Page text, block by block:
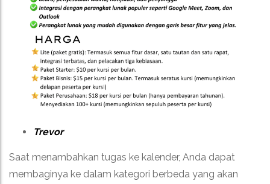
Trevor
Saat menambahkan tugas ke kalender, Anda dapat
membaginya ke dalam kategori berbeda yang akan